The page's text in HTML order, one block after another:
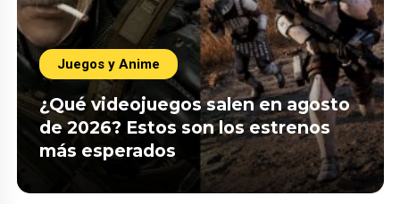
Juegos y Anime
¿Qué videojuegos salen en agosto
de 2026? Estos son los estrenos
más esperados